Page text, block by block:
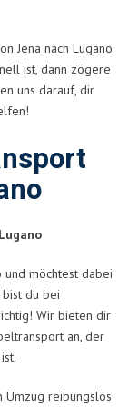
Jena nach Lugano
ist, dann zögere
uns darauf, dir
und möchtest dabei
du bei
Wir bieten dir
an, der
Umzug reibungslos